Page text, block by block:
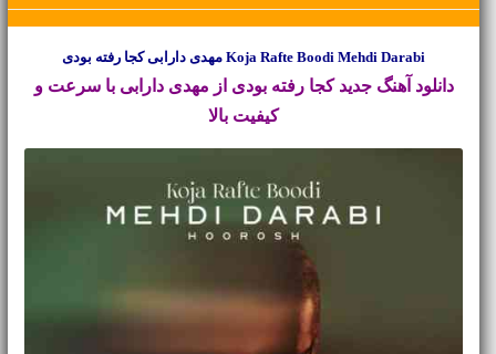
Koja Rafte Boodi Mehdi Darabi مهدی دارابی کجا رفته بودی
دانلود آهنگ جدید کجا رفته بودی از مهدی دارابی با سرعت و
کیفیت بالا